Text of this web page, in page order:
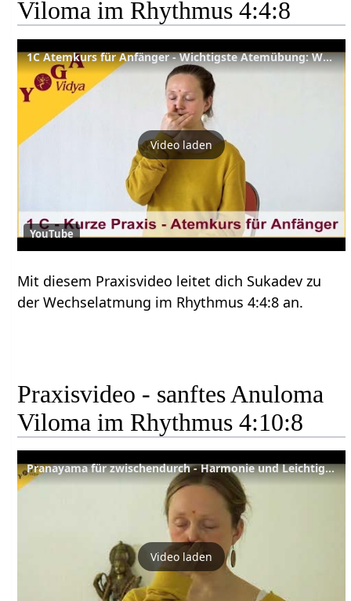
Viloma im Rhythmus 4:4:8
1C Atemkurs für Anfänger - Wichtigste Atemübung: Wechselatmung 4:4:8 - Kurze Praxis (1. Woche)
Video laden
YouTube
Mit diesem Praxisvideo leitet dich Sukadev zu
der Wechselatmung im Rhythmus 4:4:8 an.
Praxisvideo - sanftes Anuloma
Viloma im Rhythmus 4:10:8
Pranayama für zwischendurch - Harmonie und Leichtigkeit durch die Wechselatmung im Rhythmus 4:10:8
Video laden